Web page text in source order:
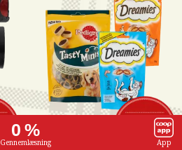
0 %
Gennemlæsning App
Pedigree- eller
Dreamies snacks
Flere varianter. 60-140
g. Kg-pris maks.